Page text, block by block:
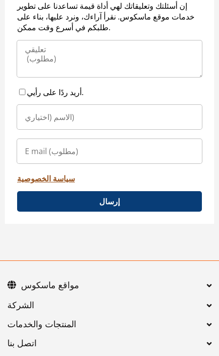
إن أسئلتك وتعليقاتك لهي أداة قيمة تساعدنا على تطوير
خدمات موقع ماسكوس. نقرأ آراءك، ونرد عليها، بناء على
طلبكم في أسرع وقت ممكن.
أريد ردًا على رأيي.
سياسة الخصوصية
إرسال
اتصل بنا
مواقع ماسكوس